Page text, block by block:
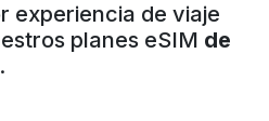
experiencia de viaje
planes eSIM de
.